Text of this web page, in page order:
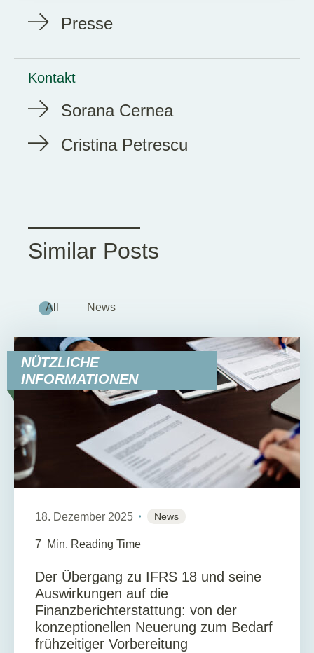
Presse
Kontakt
Sorana Cernea
Cristina Petrescu
Similar Posts
All News
NÜTZLICHE
INFORMATIONEN
18. Dezember 2025 News
7 Min. Reading Time
Der Übergang zu IFRS 18 und seine
Auswirkungen auf die
Finanzberichterstattung: von der
konzeptionellen Neuerung zum Bedarf
frühzeitiger Vorbereitung